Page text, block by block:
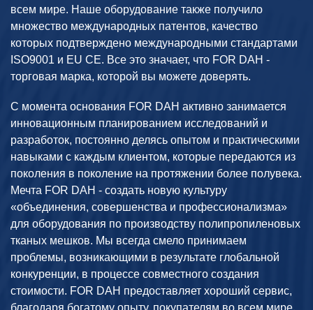
всем мире. Наше оборудование также получило
множество международных патентов, качество
которых подтверждено международными стандартами
ISO9001 и EU CE. Все это значает, что FOR DAH -
торговая марка, которой вы можете доверять.
С момента основания FOR DAH активно занимается
инновационным планированием исследований и
разработок, постоянно делясь опытом и практическими
навыками с каждым клиентом, которые передаются из
поколения в поколение на протяжении более полувека.
Мечта FOR DAH - создать новую культуру
«объединения, совершенства и профессионализма»
для оборудования по производству полипропиленовых
тканых мешков. Мы всегда смело принимаем
проблемы, возникающими в результате глобальной
конкуренции, в процессе совместного создания
стоимости. FOR DAH предоставляет хороший сервис,